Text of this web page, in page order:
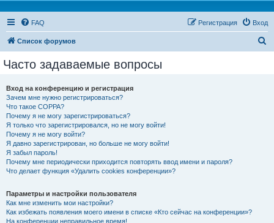
FAQ Вход
Регистрация
Список форумов
Часто задаваемые вопросы
Вход на конференцию и регистрация
Зачем мне нужно регистрироваться?
Что такое COPPA?
Почему я не могу зарегистрироваться?
Я только что зарегистрировался, но не могу войти!
Почему я не могу войти?
Я давно зарегистрирован, но больше не могу войти!
Я забыл пароль!
Почему мне периодически приходится повторять ввод имени и пароля?
Что делает функция «Удалить cookies конференции»?
Параметры и настройки пользователя
Как мне изменить мои настройки?
Как избежать появления моего имени в списке «Кто сейчас на конференции»?
На конференции неправильное время!